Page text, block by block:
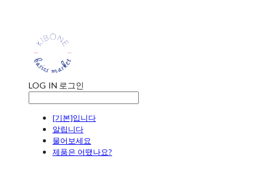
LOG IN 로그인
[기본]입니다
알립니다
물어보세요
제품은 어땠나요?